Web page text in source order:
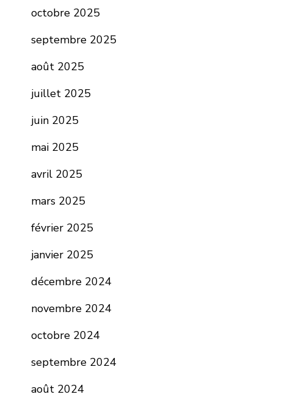
octobre 2025
septembre 2025
août 2025
juillet 2025
juin 2025
mai 2025
avril 2025
mars 2025
février 2025
janvier 2025
décembre 2024
novembre 2024
octobre 2024
septembre 2024
août 2024